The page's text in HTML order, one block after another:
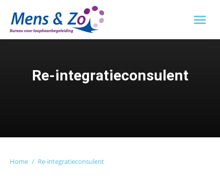
Re-integratieconsulent
Home Re-integratieconsulent